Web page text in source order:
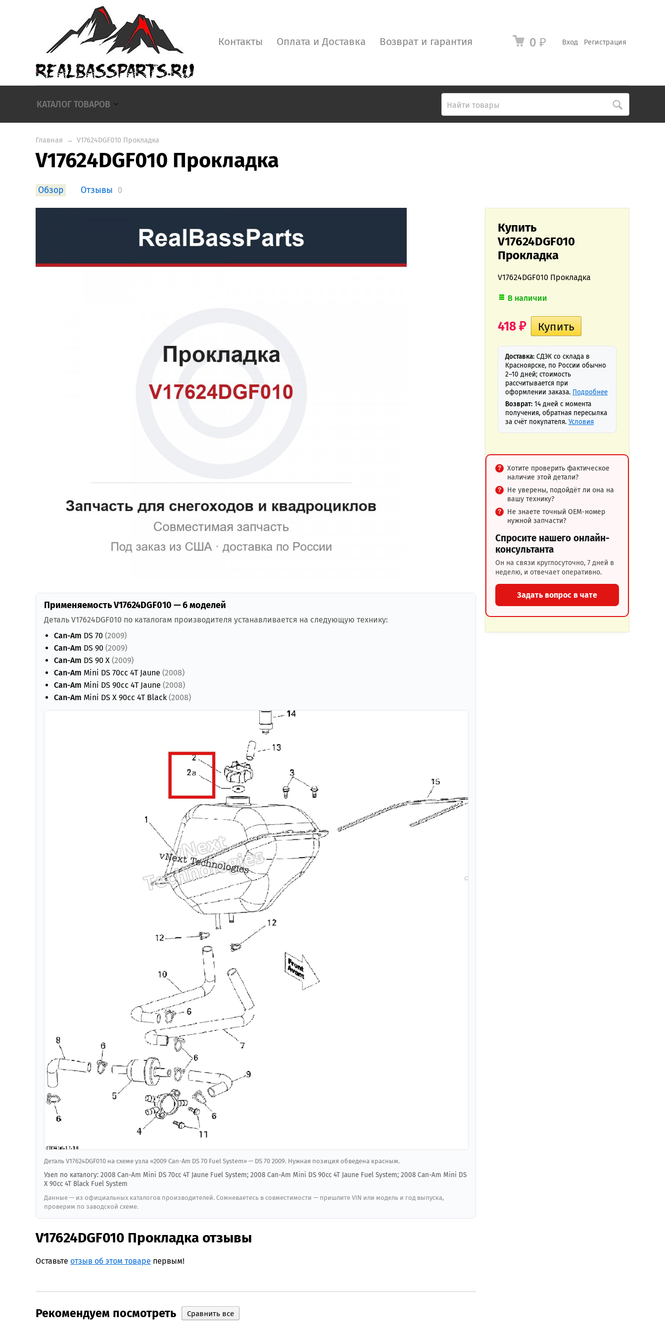
Вход Регистрация
0 ₽
Контакты Оплата и Доставка Возврат и гарантия
КАТАЛОГ ТОВАРОВ
Главная → V17624DGF010 Прокладка
V17624DGF010 Прокладка
Обзор Отзывы 0
Купить
V17624DGF010
Прокладка
V17624DGF010 Прокладка
В наличии
418 ₽
Доставка: СДЭК со склада в
Красноярске, по России обычно
2–10 дней; стоимость
рассчитывается при
оформлении заказа. Подробнее
Возврат: 14 дней с момента
получения, обратная пересылка
за счёт покупателя. Условия
Хотите проверить фактическое
наличие этой детали?
Не уверены, подойдёт ли она на
вашу технику?
Не знаете точный OEM-номер
нужной запчасти?
Спросите нашего онлайн-
консультанта
Он на связи круглосуточно, 7 дней в
неделю, и отвечает оперативно.
Задать вопрос в чате
Применяемость V17624DGF010 — 6 моделей
Деталь V17624DGF010 по каталогам производителя устанавливается на следующую технику:
Can-Am DS 70 (2009)
Can-Am DS 90 (2009)
Can-Am DS 90 X (2009)
Can-Am Mini DS 70cc 4T Jaune (2008)
Can-Am Mini DS 90cc 4T Jaune (2008)
Can-Am Mini DS X 90cc 4T Black (2008)
Деталь V17624DGF010 на схеме узла «2009 Can-Am DS 70 Fuel System» — DS 70 2009. Нужная позиция обведена красным.
Узел по каталогу: 2008 Can-Am Mini DS 70cc 4T Jaune Fuel System; 2008 Can-Am Mini DS 90cc 4T Jaune Fuel System; 2008 Can-Am Mini DS
X 90cc 4T Black Fuel System
Данные — из официальных каталогов производителей. Сомневаетесь в совместимости — пришлите VIN или модель и год выпуска,
проверим по заводской схеме.
V17624DGF010 Прокладка отзывы
Оставьте отзыв об этом товаре первым!
Рекомендуем посмотреть